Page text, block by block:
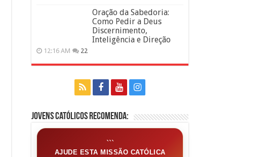
Oração da Sabedoria:
Como Pedir a Deus
Discernimento,
Inteligência e Direção
12:16 AM 22
Jovens Católicos Recomenda:
```
AJUDE ESTA MISSÃO CATÓLICA